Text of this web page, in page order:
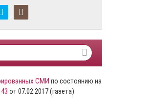
СМИ по состоянию на
от 07.02.2017 (газета)